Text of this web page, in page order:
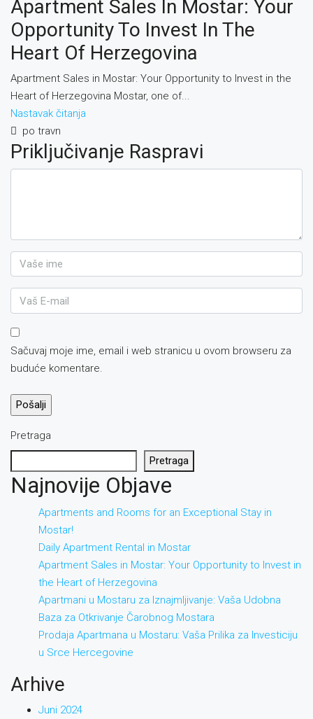
Apartment Sales In Mostar: Your
Opportunity To Invest In The
Heart Of Herzegovina
Apartment Sales in Mostar: Your Opportunity to Invest in the
Heart of Herzegovina Mostar, one of...
Nastavak čitanja
po travn
Priključivanje Raspravi
Sačuvaj moje ime, email i web stranicu u ovom browseru za
buduće komentare.
Pretraga
Pretraga
Najnovije Objave
Apartments and Rooms for an Exceptional Stay in
Mostar!
Daily Apartment Rental in Mostar
Apartment Sales in Mostar: Your Opportunity to Invest in
the Heart of Herzegovina
Apartmani u Mostaru za Iznajmljivanje: Vaša Udobna
Baza za Otkrivanje Čarobnog Mostara
Prodaja Apartmana u Mostaru: Vaša Prilika za Investiciju
u Srce Hercegovine
Arhive
Juni 2024